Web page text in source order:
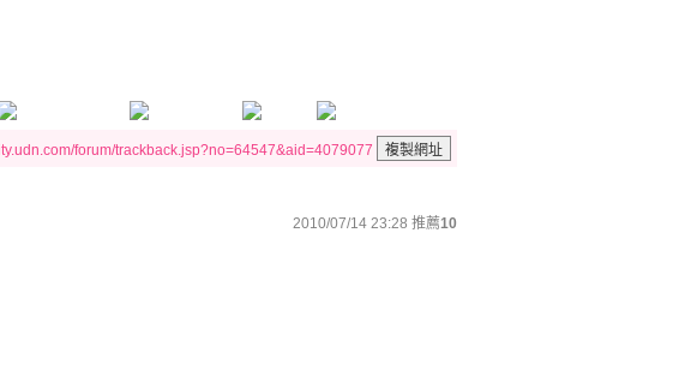
forum/trackback.jsp?no=64547&aid=4079077
2010/07/14 23:28 推薦10